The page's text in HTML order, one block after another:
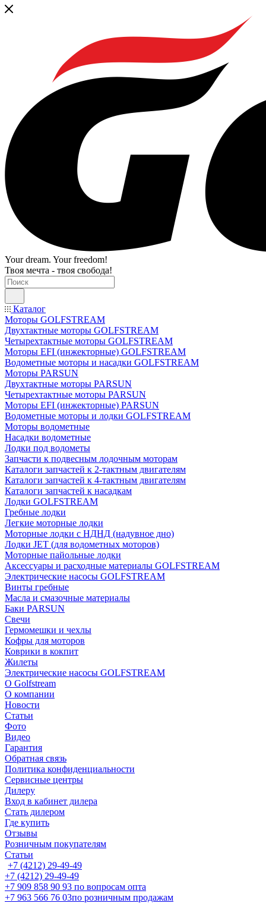
Your dream. Your freedom!
Твоя мечта - твоя свобода!
Каталог
Моторы GOLFSTREAM
Двухтактные моторы GOLFSTREAM
Четырехтактные моторы GOLFSTREAM
Моторы EFI (инжекторные) GOLFSTREAM
Водометные моторы и насадки GOLFSTREAM
Моторы PARSUN
Двухтактные моторы PARSUN
Четырехтактные моторы PARSUN
Моторы EFI (инжекторные) PARSUN
Водометные моторы и лодки GOLFSTREAM
Моторы водометные
Насадки водометные
Лодки под водометы
Запчасти к подвесным лодочным моторам
Каталоги запчастей к 2-тактным двигателям
Каталоги запчастей к 4-тактным двигателям
Каталоги запчастей к насадкам
Лодки GOLFSTREAM
Гребные лодки
Легкие моторные лодки
Моторные лодки с НДНД (надувное дно)
Лодки JET (для водометных моторов)
Моторные пайольные лодки
Аксессуары и расходные материалы GOLFSTREAM
Электрические насосы GOLFSTREAM
Винты гребные
Масла и смазочные материалы
Баки PARSUN
Свечи
Гермомешки и чехлы
Кофры для моторов
Коврики в кокпит
Жилеты
Электрические насосы GOLFSTREAM
О Golfstream
О компании
Новости
Статьи
Фото
Видео
Гарантия
Обратная связь
Политика конфиденциальности
Сервисные центры
Дилеру
Вход в кабинет дилера
Стать дилером
Где купить
Отзывы
Розничным покупателям
Статьи
+7 (4212) 29-49-49
+7 (4212) 29-49-49
+7 909 858 90 93 по вопросам опта
+7 963 566 76 03по розничным продажам